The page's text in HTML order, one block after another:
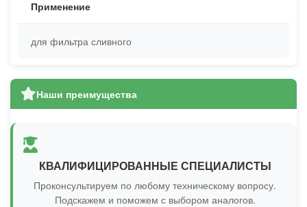
Применение
для фильтра сливного
Наши преимущества
КВАЛИФИЦИРОВАННЫЕ СПЕЦИАЛИСТЫ
Проконсультируем по любому техническому вопросу.
Подскажем и поможем с выбором аналогов.